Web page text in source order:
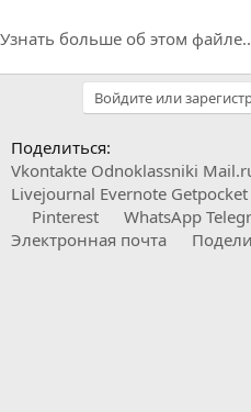
Узнать больше об этом
Войдите или
Поделиться:
Vkontakte Odnoklassniki
Livejournal Evernote Getpocket
Pinterest
WhatsApp
Электронная почта